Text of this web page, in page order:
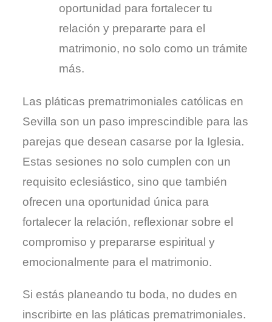
oportunidad para fortalecer tu
relación y prepararte para el
matrimonio, no solo como un trámite
más.
Las pláticas prematrimoniales católicas en
Sevilla son un paso imprescindible para las
parejas que desean casarse por la Iglesia.
Estas sesiones no solo cumplen con un
requisito eclesiástico, sino que también
ofrecen una oportunidad única para
fortalecer la relación, reflexionar sobre el
compromiso y prepararse espiritual y
emocionalmente para el matrimonio.
Si estás planeando tu boda, no dudes en
inscribirte en las pláticas prematrimoniales.